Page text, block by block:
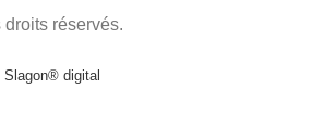
droits réservés.
Slagon® digital